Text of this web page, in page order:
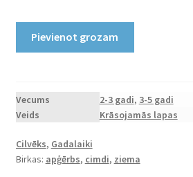
cimdu
pēc
daudzums
Pievienot grozam
Vecums 2-3 gadi, 3-5 gadi
Veids
Krāsojamās lapas
Cilvēks, Gadalaiki
Birkas: apģērbs, cimdi, ziema